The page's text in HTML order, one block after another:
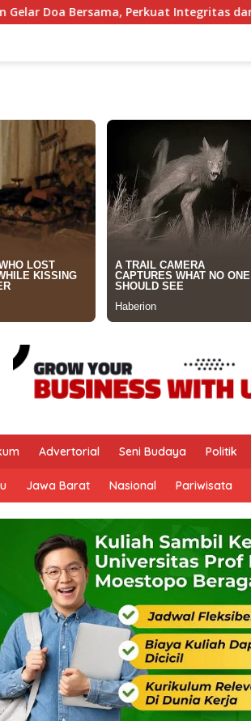
Perkuat Integritas dan Keberkahan
Advertorial Seni Budaya Politik
Jawa Barat Nasional Pariwisata